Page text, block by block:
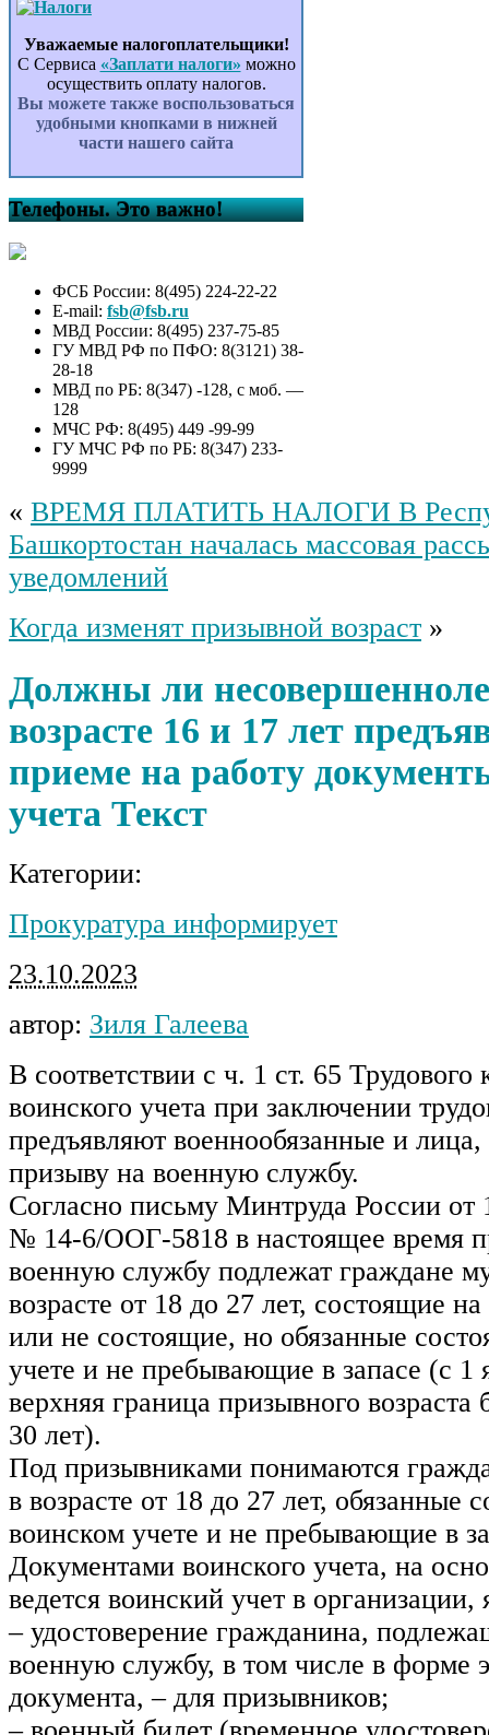
Уважаемые налогоплательщики!
С Сервиса «Заплати налоги» можно
осуществить оплату налогов.
Вы можете также воспользоваться
удобными кнопками в нижней
части нашего сайта
Телефоны. Это важно!
ФСБ России: 8(495) 224-22-22
E-mail: fsb@fsb.ru
МВД России: 8(495) 237-75-85
ГУ МВД РФ по ПФО: 8(3121) 38-
28-18
МВД по РБ: 8(347) -128, с моб. —
128
МЧС РФ: 8(495) 449 -99-99
ГУ МЧС РФ по РБ: 8(347) 233-
9999
« ВРЕМЯ ПЛАТИТЬ НАЛОГИ В
Башкортостан началась массовая
уведомлений
Когда изменят призывной возраст »
Должны ли
возрасте 16 и 17 лет
приеме на работу
учета Текст
Категории:
Прокуратура информирует
23.10.2023
автор: Зиля Галеева
В соответствии с ч. 1 ст. 65 Трудового
воинского учета при заключении
предъявляют военнообязанные и
призыву на военную службу.
Согласно письму Минтруда России от
№ 14-6/ООГ-5818 в настоящее время
военную службу подлежат граждане
возрасте от 18 до 27 лет, состоящие
или не состоящие, но обязанные
учете и не пребывающие в запасе (с 1
верхняя граница призывного возраста
30 лет).
Под призывниками понимаются
в возрасте от 18 до 27 лет, обязанные
воинском учете и не пребывающие в
Документами воинского учета, на
ведется воинский учет в организации,
– удостоверение гражданина,
военную службу, в том числе в форме
документа, – для призывников;